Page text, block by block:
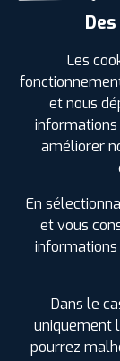
SPÉCIFICATIONS
Étiquetage
Les
et nous
améliorer
En
et vous
Dans le
uniquement
pourrez